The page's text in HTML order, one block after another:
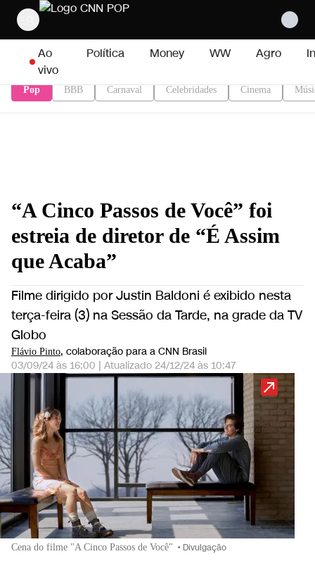
Pular para o conteúdo
Ao
vivo
Política Money WW Agro
Pop BBB Carnaval Celebridades Cinema
“A Cinco Passos de Você” foi
estreia de diretor de “É Assim
que Acaba”
Filme dirigido por Justin Baldoni é exibido nesta
terça-feira (3) na Sessão da Tarde, na grade da TV
Globo
Flávio Pinto, colaboração para a CNN Brasil
03/09/24 às 16:00 | Atualizado 24/12/24 às 10:47
Cena do filme "A Cinco Passos de Você" • Divulgação